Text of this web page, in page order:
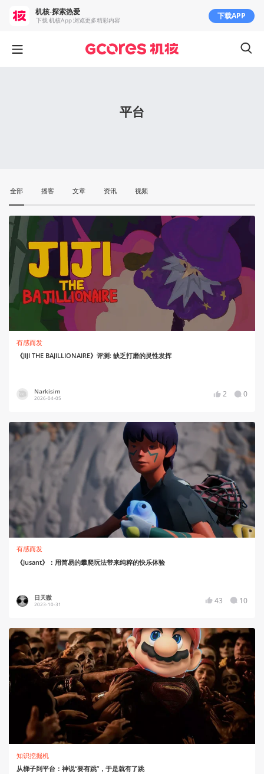
平台
全部 播客 文章 资讯 视频
有感而发
《JIJI THE BAJILLIONAIRE》评测: 缺乏打磨的灵性发挥
Narkisim
2026-04-05 2 0
有感而发
《Jusant》：用简易的攀爬玩法带来纯粹的快乐体验
日天嗷
2023-10-31 43 10
知识挖掘机
从梯子到平台：神说“要有跳”，于是就有了跳
机核-探索热爱
下载 机核App 浏览更多精彩内容 下载APP